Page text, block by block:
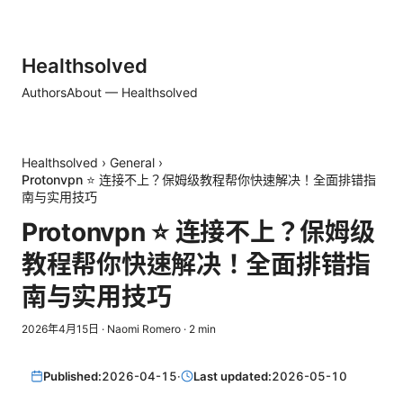
Healthsolved
AuthorsAbout — Healthsolved
Healthsolved › General ›
Protonvpn ⭐ 连接不上？保姆级教程帮你快速解决！全面排错指
南与实用技巧
Protonvpn ⭐ 连接不上？保姆级
教程帮你快速解决！全面排错指
南与实用技巧
2026年4月15日 · Naomi Romero · 2 min
Published:2026-04-15· Last updated:2026-05-10